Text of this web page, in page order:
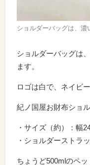
ショルダーバッグは、濃
ショルダーバッグは
ます。
ロゴは白で、ネイビ
紀ノ国屋お財布ショ
・サイズ（約）：幅
・ショルダーストラ
ちょうど500mlのペッ